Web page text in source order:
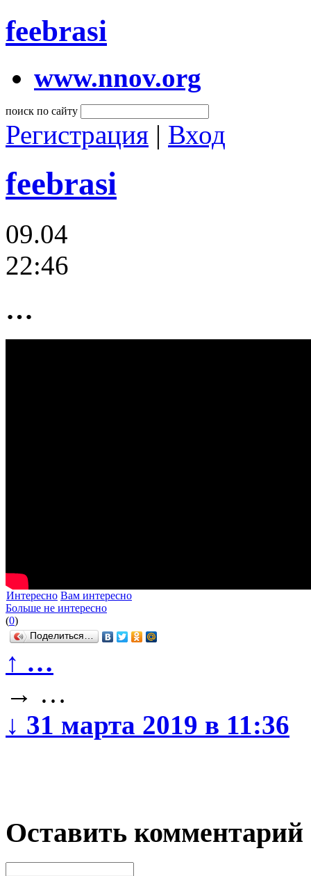
feebrasi
www.nnov.org
поиск по сайту
Регистрация | Вход
feebrasi
09.04
22:46
…
Интересно Вам интересно
Больше не интересно
(0)
Поделиться…
↑ …
→ …
↓ 31 марта 2019 в 11:36
Оставить комментарий